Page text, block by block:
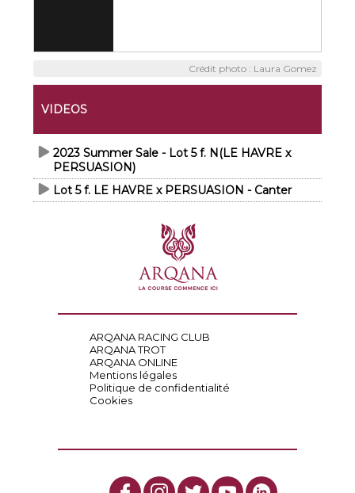
Crédit photo : Laura Gomez
VIDEOS
2023 Summer Sale - Lot 5 f. N(LE HAVRE x
PERSUASION)
Lot 5 f. LE HAVRE x PERSUASION - Canter
ARQANA RACING CLUB
ARQANA TROT
ARQANA ONLINE
Mentions légales
Politique de confidentialité
Cookies